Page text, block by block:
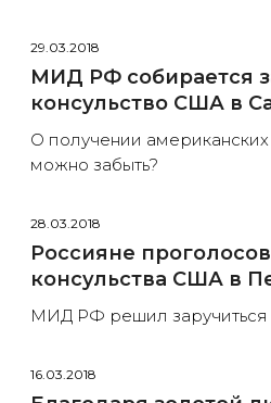
29.03.2018
МИД РФ собирается
консульство США в
О получении
можно забыть?
28.03.2018
Россияне
консульства США в
МИД РФ решил заручиться
16.03.2018